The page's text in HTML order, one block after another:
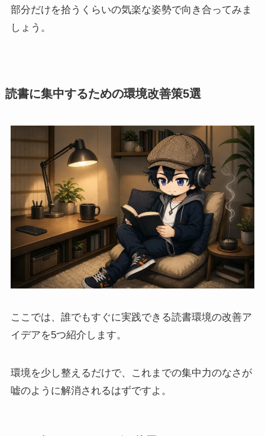
部分だけを拾うくらいの気楽な姿勢で向き合ってみま
しょう。
読書に集中するための環境改善策5選
ここでは、誰でもすぐに実践できる読書環境の改善ア
イデアを5つ紹介します。
環境を少し整えるだけで、これまでの集中力のなさが
嘘のように解消されるはずですよ。